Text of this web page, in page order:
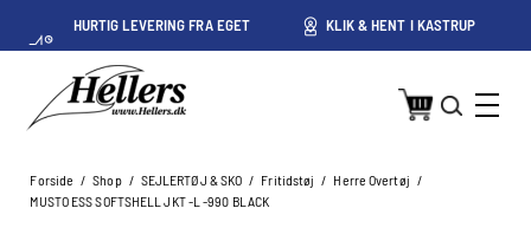
HURTIG LEVERING FRA EGET
LAGER I KASTRUP
KLIK & HENT I KASTRUP
Forside / Shop / SEJLERTØJ & SKO / Fritidstøj / Herre Overtøj /
MUSTO ESS SOFTSHELL JKT -L -990 BLACK